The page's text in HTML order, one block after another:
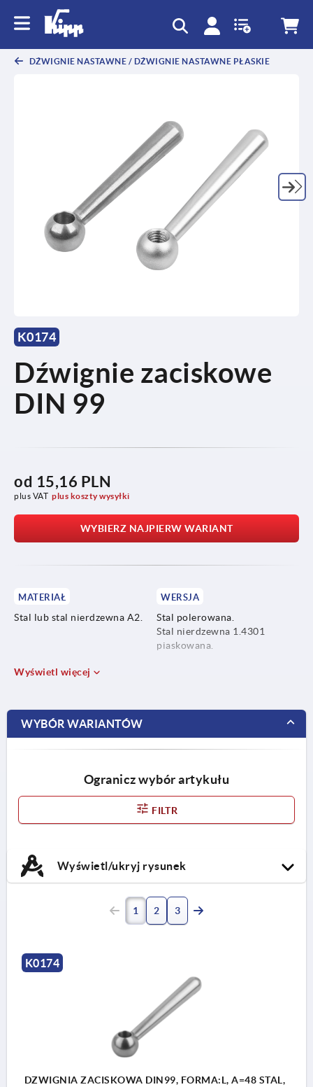
DŹWIGNIE NASTAWNE / DŹWIGNIE NASTAWNE PŁASKIE
K0174
Dźwignie zaciskowe
DIN 99
od 15,16 PLN
plus VAT plus koszty wysyłki
WYBIERZ NAJPIERW WARIANT
MATERIAŁ
Stal lub stal nierdzewna A2.
WERSJA
Stal polerowana.
Stal nierdzewna 1.4301
piaskowana.
Wyświetl więcej
WYBÓR WARIANTÓW
Ogranicz wybór artykułu
FILTR
Wyświetl/ukryj rysunek
1 2 3
K0174
DZWIGNIA ZACISKOWA DIN99, FORMA:L, A=48 STAL,